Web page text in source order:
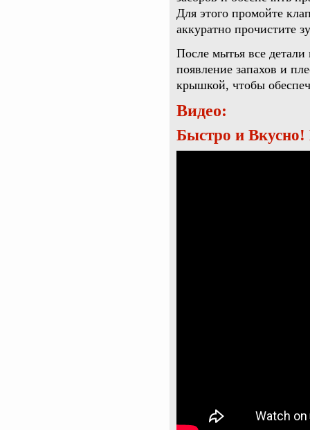
Для этого промойте
аккуратно прочистите
После мытья все
появление запахов и
крышкой, чтобы
Видео:
Быстро и